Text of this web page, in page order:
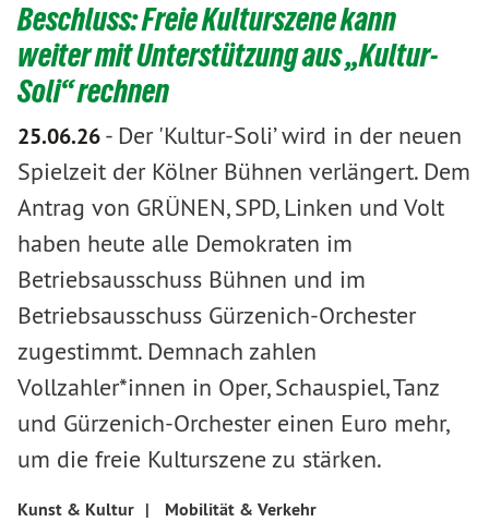
Beschluss: Freie Kulturszene kann
weiter mit Unterstützung aus „Kultur-
Soli“ rechnen
25.06.26- Der 'Kultur-Soli’ wird in der neuen
Spielzeit der Kölner Bühnen verlängert. Dem
Antrag von GRÜNEN, SPD, Linken und Volt
haben heute alle Demokraten im
Betriebsausschuss Bühnen und im
Betriebsausschuss Gürzenich-Orchester
zugestimmt. Demnach zahlen
Vollzahler*innen in Oper, Schauspiel, Tanz
und Gürzenich-Orchester einen Euro mehr,
um die freie Kulturszene zu stärken.
Kunst & Kultur |
Mobilität & Verkehr